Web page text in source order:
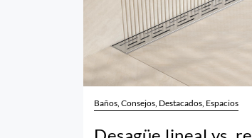
Baños, Consejos, Destacados, Espacios